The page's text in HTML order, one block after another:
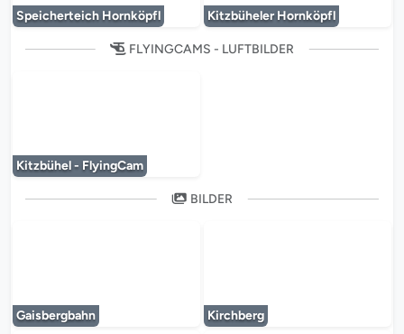
Speicherteich Hornköpfl Kitzbüheler Hornköpfl
FLYINGCAMS - LUFTBILDER
Kitzbühel - FlyingCam
BILDER
Gaisbergbahn Kirchberg